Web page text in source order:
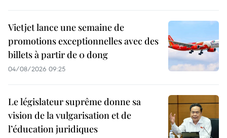
Vietjet lance une semaine de
promotions exceptionnelles avec des
billets à partir de 0 dong
04/08/2026 09:25
Le législateur suprême donne sa
vision de la vulgarisation et de
l’éducation juridiques